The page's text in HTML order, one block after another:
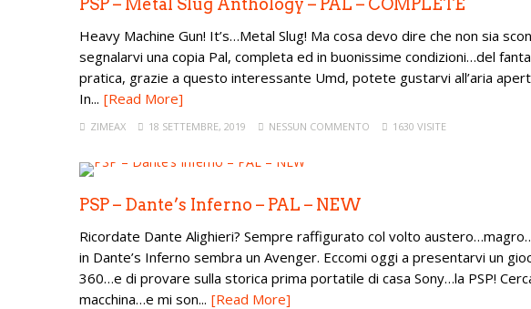
PSP – Metal Slug Anthology – PAL – COMPLETE
Heavy Machine Gun! It’s…Metal Slug! Ma cosa devo dire che non sia
segnalarvi una copia Pal, completa ed in buonissime condizioni…del
pratica, grazie a questo interessante Umd, potete gustarvi all’aria
In... [Read More]
ZIMEAX 18 SETTEMBRE, 2019 NESSUN COMMENTO 1630 VISITE
PSP – Dante’s Inferno – PAL – NEW
Ricordate Dante Alighieri? Sempre raffigurato col volto
in Dante’s Inferno sembra un Avenger. Eccomi oggi a presentarvi un
360…e di provare sulla storica prima portatile di casa Sony…la PSP!
macchina…e mi son... [Read More]